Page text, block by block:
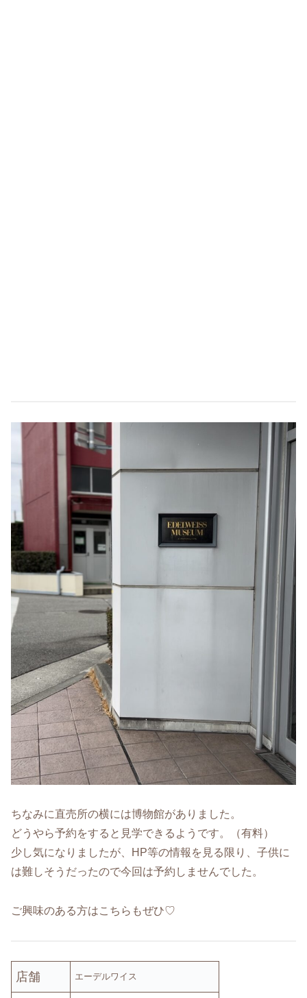
ちなみに直売所の横には博物館がありました。
どうやら予約をすると見学できるようです。（有料）
少し気になりましたが、HP等の情報を見る限り、子供に
は難しそうだったので今回は予約しませんでした。
ご興味のある方はこちらもぜひ♡
店舗 エーデルワイス